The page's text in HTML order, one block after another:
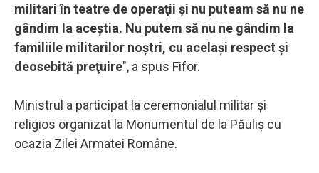
militari în teatre de operaţii şi nu puteam să nu ne
gândim la aceştia. Nu putem să nu ne gândim la
familiile militarilor noştri, cu acelaşi respect şi
deosebită preţuire", a spus Fifor.
Ministrul a participat la ceremonialul militar şi
religios organizat la Monumentul de la Păuliş cu
ocazia Zilei Armatei Române.